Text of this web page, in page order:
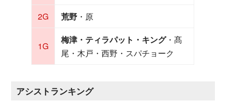
2G
荒野 ・原
1G
梅津・ティラパット・キング・髙
尾・木戸・西野・スパチョーク
アシストランキング